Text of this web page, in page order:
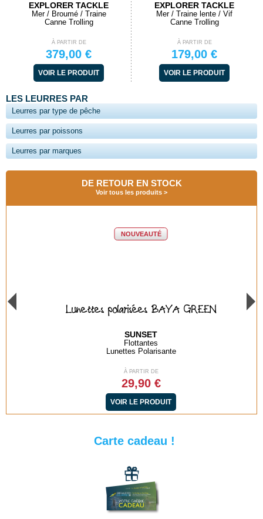
EXPLORER TACKLE
Mer / Broumé / Traine
Canne Trolling
À PARTIR DE
379,00 €
VOIR LE PRODUIT
EXPLORER TACKLE
Mer / Traine lente / Vif
Canne Trolling
À PARTIR DE
179,00 €
VOIR LE PRODUIT
LES LEURRES PAR
Leurres par type de pêche
Leurres par poissons
Leurres par marques
DE RETOUR EN STOCK
Voir tous les produits
NOUVEAUTÉ
Lunettes polarisées BAYA GREEN
SUNSET
Flottantes
Lunettes Polarisante
À PARTIR DE
29,90 €
VOIR LE PRODUIT
Carte cadeau !